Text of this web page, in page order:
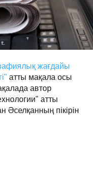
жағдайы
атты мақала осы
автор
атты
пікірін